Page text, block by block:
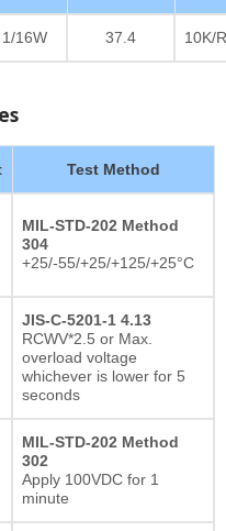
1/16W 37.4 10K/
Test Method
MIL-STD-202 Method
304
+25/-55/+25/+125/+25°C
JIS-C-5201-1 4.13
RCWV*2.5 or Max.
overload voltage
whichever is lower for 5
seconds
MIL-STD-202 Method
302
Apply 100VDC for 1
minute